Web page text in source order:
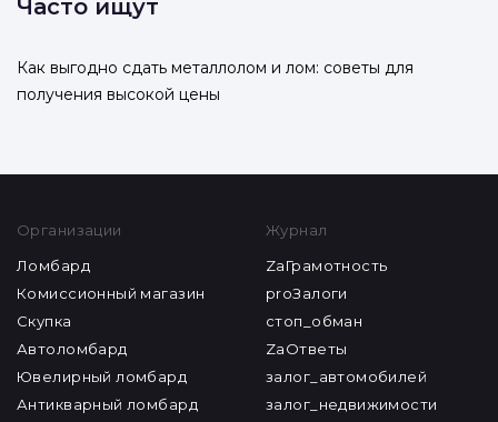
Часто ищут
Как выгодно сдать металлолом и лом: советы для
получения высокой цены
Организации
Ломбард
Комиссионный магазин
Скупка
Автоломбард
Ювелирный ломбард
Антикварный ломбард
Журнал
ZaГрамотность
proЗалоги
стоп_обман
ZaОтветы
залог_автомобилей
залог_недвижимости